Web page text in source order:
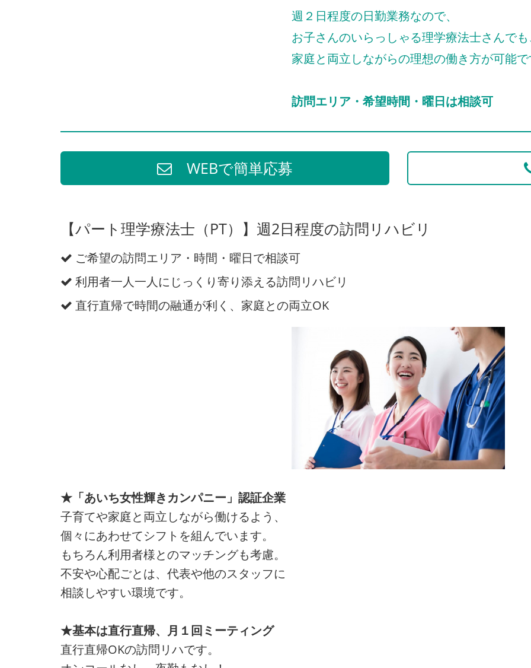
週２日程度の日勤業務なので、
お子さんのいらっしゃる理学療法士さんで
家庭と両立しながらの理想の働き方が可能
訪問エリア・希望時間・曜日は相談可
WEBで簡単応募
【パート理学療法士（PT）】週2日程度の訪問リハビリ
ご希望の訪問エリア・時間・曜日で相談可
利用者一人一人にじっくり寄り添える訪問リハビリ
直行直帰で時間の融通が利く、家庭との両立OK
★「あいち女性輝きカンパニー」認証企業
子育てや家庭と両立しながら働けるよう、
個々にあわせてシフトを組んでいます。
もちろん利用者様とのマッチングも考慮。
不安や心配ごとは、代表や他のスタッフに
相談しやすい環境です。
★基本は直行直帰、月１回ミーティング
直行直帰OKの訪問リハです。